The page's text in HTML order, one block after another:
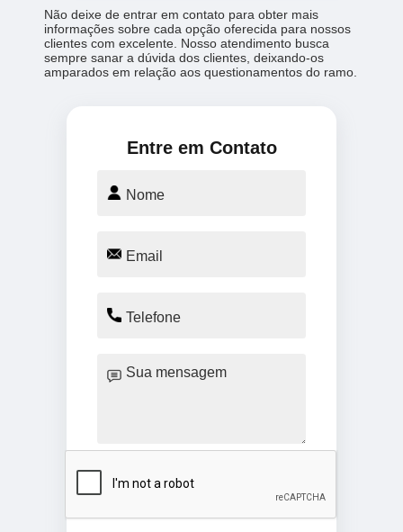
Não deixe de entrar em contato para obter mais
informações sobre cada opção oferecida para nossos
clientes com excelente. Nosso atendimento busca
sempre sanar a dúvida dos clientes, deixando-os
amparados em relação aos questionamentos do ramo.
Entre em Contato